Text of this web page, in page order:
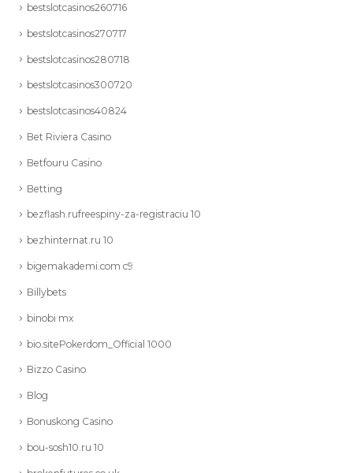
bestslotcasinos260716
bestslotcasinos270717
bestslotcasinos280718
bestslotcasinos300720
bestslotcasinos40824
Bet Riviera Casino
Betfouru Casino
Betting
bezflash.rufreespiny-za-registraciu 10
bezhinternat.ru 10
bigemakademi.com c9
Billybets
binobi mx
bio.sitePokerdom_Official 1000
Bizzo Casino
Blog
Bonuskong Casino
bou-sosh10.ru 10